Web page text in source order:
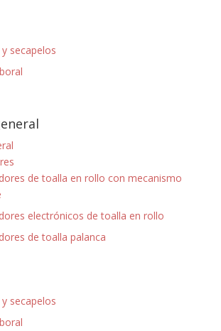
secapelos
de toalla en rollo con mecanismo
electrónicos de toalla en rollo
de toalla palanca
secapelos